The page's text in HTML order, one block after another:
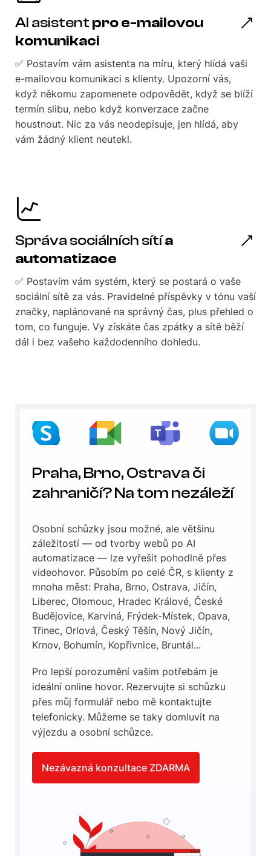
AI asistent pro e-mailovou
komunikaci
✅ Postavím vám asistenta na míru, který hlídá vaši
e-mailovou komunikaci s klienty. Upozorní vás,
když někomu zapomenete odpovědět, když se blíží
termín slibu, nebo když konverzace začne
houstnout. Nic za vás neodepisuje, jen hlídá, aby
vám žádný klient neutekl.
Správa sociálních sítía
automatizace
✅ Postavím vám systém, který se postará o vaše
sociální sítě za vás. Pravidelné příspěvky v tónu vaší
značky, naplánované na správný čas, plus přehled o
tom, co funguje. Vy získáte čas zpátky a sítě běží
dál i bez vašeho každodenního dohledu.
Praha, Brno, Ostrava či
zahraničí? Na tom nezáleží
Osobní schůzky jsou možné, ale většinu
záležitostí — od tvorby webů po AI
automatizace — lze vyřešit pohodlně přes
videohovor. Působím po celé ČR, s klienty z
mnoha měst: Praha, Brno, Ostrava, Jičín,
Liberec, Olomouc, Hradec Králové, České
Budějovice, Karviná, Frýdek-Místek, Opava,
Třinec, Orlová, Český Těšín, Nový Jičín,
Krnov, Bohumín, Kopřivnice, Bruntál...
Pro lepší porozumění vašim potřebám je
ideální online hovor. Rezervujte si schůzku
přes můj formulář nebo mě kontaktujte
telefonicky. Můžeme se taky domluvit na
výjezdu a osobní schůzce.
Nezávazná konzultace ZDARMA